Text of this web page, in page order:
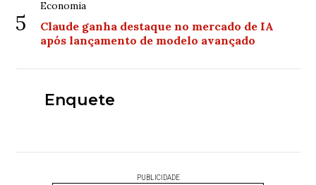
5
Economia
Claude ganha destaque no mercado de IA
após lançamento de modelo avançado
Enquete
PUBLICIDADE